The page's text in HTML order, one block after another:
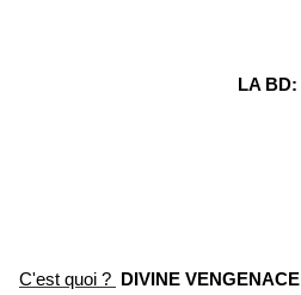
LA BD:
C'est quoi ? DIVINE VENGENACE